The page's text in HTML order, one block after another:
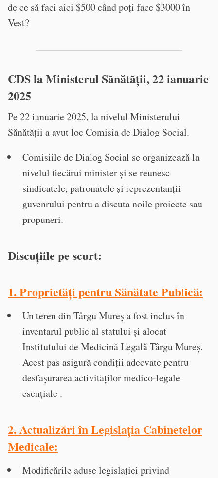
de ce să faci aici $500 când poți face $3000 în
Vest?
CDS la Ministerul Sănătății, 22 ianuarie
2025
Pe 22 ianuarie 2025, la nivelul Ministerului
Sănătății a avut loc Comisia de Dialog Social.
Comisiile de Dialog Social se organizează la
nivelul fiecărui minister și se reunesc
sindicatele, patronatele și reprezentanții
guvenrului pentru a discuta noile proiecte sau
propuneri.
Discuțiile pe scurt:
1. Proprietăți pentru Sănătate Publică:
Un teren din Târgu Mureș a fost inclus în
inventarul public al statului și alocat
Institutului de Medicină Legală Târgu Mureș.
Acest pas asigură condiții adecvate pentru
desfășurarea activităților medico-legale
esențiale .
2. Actualizări în Legislația Cabinetelor
Medicale:
Modificările aduse legislației privind